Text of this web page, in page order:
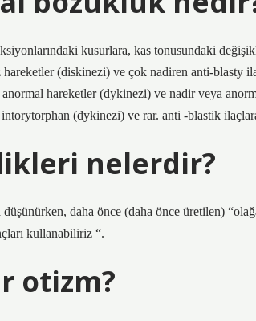
kusurlara, kas tonusundaki
(diskinezi) ve çok nadiren anti-blasty
hareketler (dykinezi) ve nadir veya
(dykinezi) ve rar. anti -blastik
nelerdir?
daha önce (daha önce üretilen)
kullanabiliriz “.
otizm?